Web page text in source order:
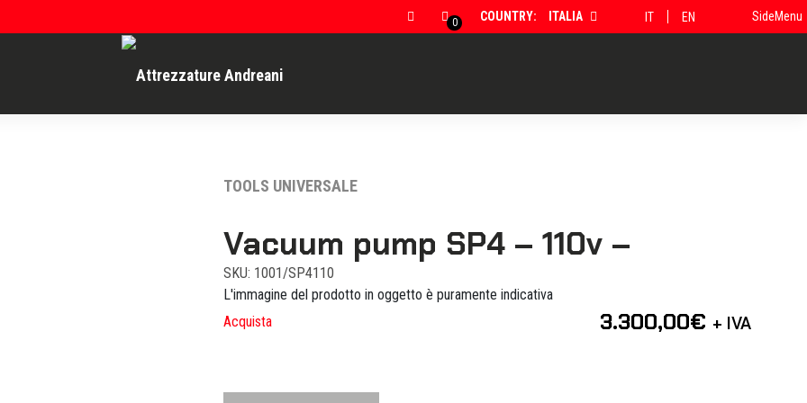
0 COUNTRY: ITALIA IT EN SideMenu
TOOLS UNIVERSALE
Vacuum pump SP4 – 110v –
SKU: 1001/SP4110
L'immagine del prodotto in oggetto è puramente indicativa
Acquista
3.300,00€ + IVA